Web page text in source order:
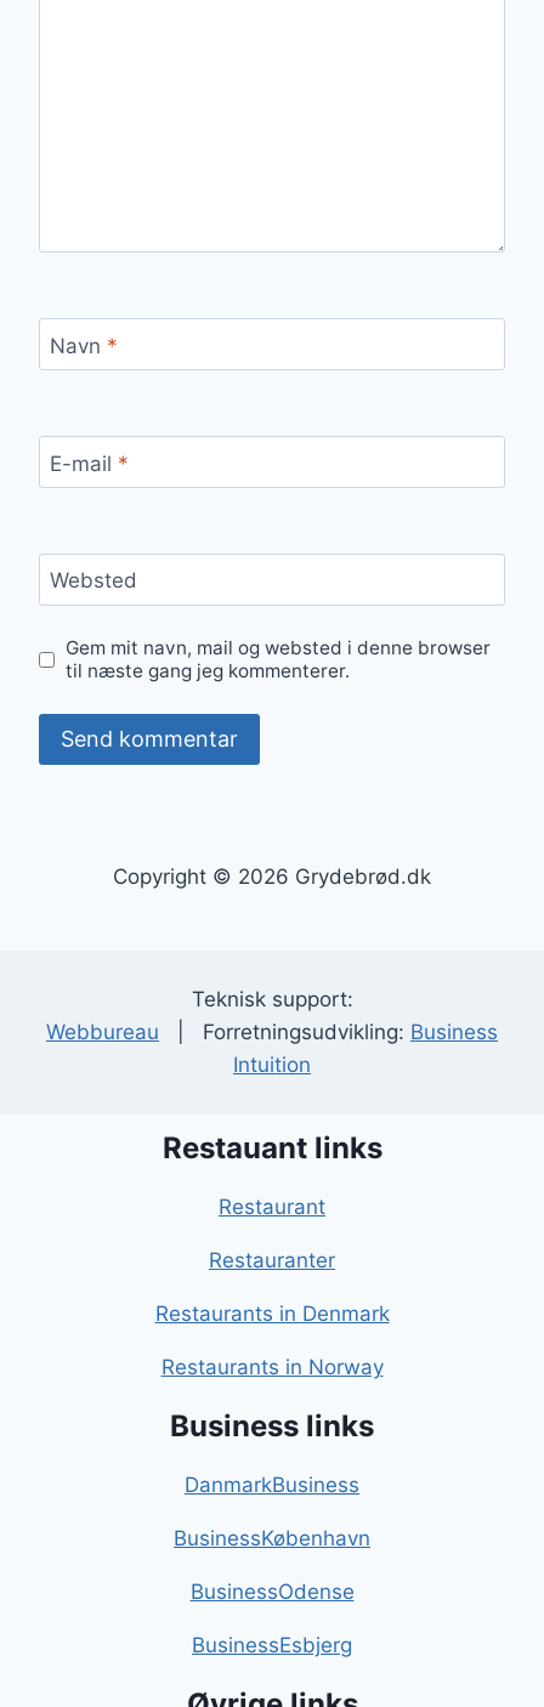
Navn *
E-mail *
Websted
Gem mit navn, mail og websted i denne browser
til næste gang jeg kommenterer.
Copyright © 2026 Grydebrød.dk
Teknisk support:
Webbureau | Forretningsudvikling: Business
Intuition
Restauant links
Restaurant
Restauranter
Restaurants in Denmark
Restaurants in Norway
Business links
DanmarkBusiness
BusinessKøbenhavn
BusinessOdense
BusinessEsbjerg